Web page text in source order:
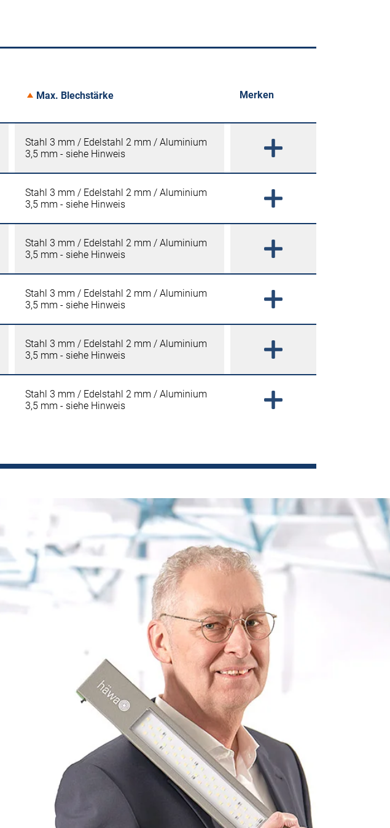
Max. Blechstärke Merken
Stahl 3 mm / Edelstahl 2 mm / Aluminium
3,5 mm - siehe Hinweis
Stahl 3 mm / Edelstahl 2 mm / Aluminium
3,5 mm - siehe Hinweis
Stahl 3 mm / Edelstahl 2 mm / Aluminium
3,5 mm - siehe Hinweis
Stahl 3 mm / Edelstahl 2 mm / Aluminium
3,5 mm - siehe Hinweis
Stahl 3 mm / Edelstahl 2 mm / Aluminium
3,5 mm - siehe Hinweis
Stahl 3 mm / Edelstahl 2 mm / Aluminium
3,5 mm - siehe Hinweis